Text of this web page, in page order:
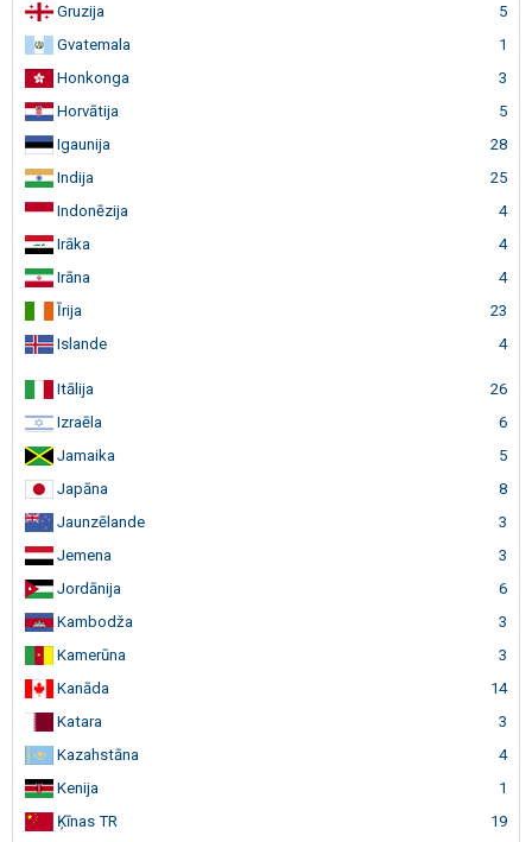
Gruzija
5
Gvatemala
1
Honkonga
3
Horvātija
5
Igaunija
28
Indija
25
Indonēzija
4
Irāka
4
Irāna
4
Īrija
23
Islande
4
Itālija
26
Izraēla
6
Jamaika
5
Japāna
8
Jaunzēlande
3
Jemena
3
Jordānija
6
Kambodža
3
Kamerūna
3
Kanāda
14
Katara
3
Kazahstāna
4
Kenija
1
Ķīnas TR
19